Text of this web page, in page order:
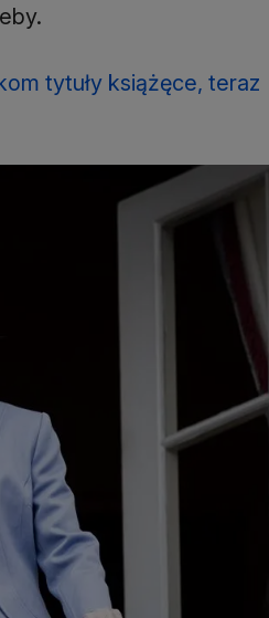
tytuły książęce, teraz